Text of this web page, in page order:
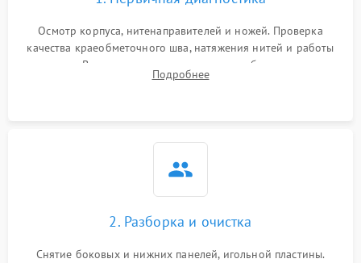
Осмотр корпуса, нитенаправителей и ножей. Проверка
качества краеобметочного шва, натяжения нитей и работы
педали. Выявление пропусков стежков, обрывов нити,
заклинивания или тупого среза ткани на тестовом образце.
Подробнее
2. Разборка и очистка
Снятие боковых и нижних панелей, игольной пластины.